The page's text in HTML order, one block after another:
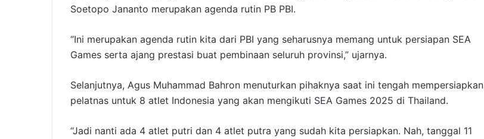
Soetopo Jananto merupakan agenda rutin PB PBI.
“Ini merupakan agenda rutin kita dari PBI yang seharusnya memang untuk persiapan SEA
Games serta ajang prestasi buat pembinaan seluruh provinsi,” ujarnya.
Selanjutnya, Agus Muhammad Bahron menuturkan pihaknya saat ini tengah mempersiapkan
pelatnas untuk 8 atlet Indonesia yang akan mengikuti SEA Games 2025 di Thailand.
“Jadi nanti ada 4 atlet putri dan 4 atlet putra yang sudah kita persiapkan. Nah, tanggal 11